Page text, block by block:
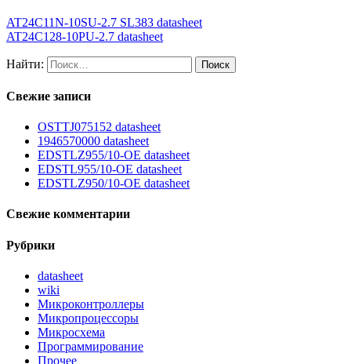
AT24C11N-10SU-2.7 SL383 datasheet
AT24C128-10PU-2.7 datasheet
Найти:
Свежие записи
OSTTJ075152 datasheet
1946570000 datasheet
EDSTLZ955/10-OE datasheet
EDSTL955/10-OE datasheet
EDSTLZ950/10-OE datasheet
Свежие комментарии
Рубрики
datasheet
wiki
Микроконтроллеры
Микропроцессоры
Микросхема
Программирование
Прочее